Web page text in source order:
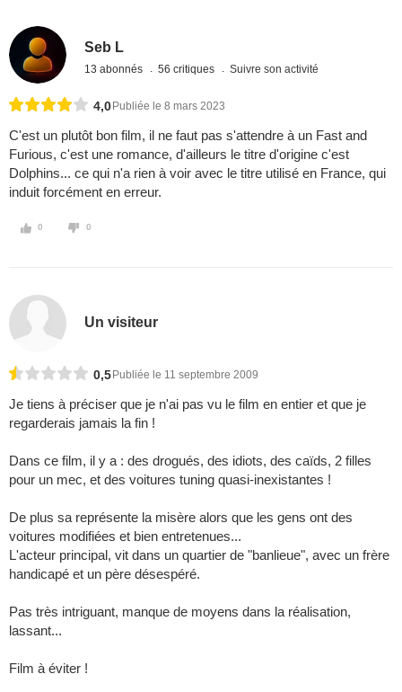
Seb L
13 abonnés 56 critiques Suivre son activité
4,0 Publiée le 8 mars 2023
C'est un plutôt bon film, il ne faut pas s'attendre à un Fast and
Furious, c'est une romance, d'ailleurs le titre d'origine c'est
Dolphins... ce qui n'a rien à voir avec le titre utilisé en France, qui
induit forcément en erreur.
0 0
Un visiteur
0,5 Publiée le 11 septembre 2009
Je tiens à préciser que je n'ai pas vu le film en entier et que je
regarderais jamais la fin !
Dans ce film, il y a : des drogués, des idiots, des caïds, 2 filles
pour un mec, et des voitures tuning quasi-inexistantes !
De plus sa représente la misère alors que les gens ont des
voitures modifiées et bien entretenues...
L'acteur principal, vit dans un quartier de "banlieue", avec un frère
handicapé et un père désespéré.
Pas très intriguant, manque de moyens dans la réalisation,
lassant...
Film à éviter !